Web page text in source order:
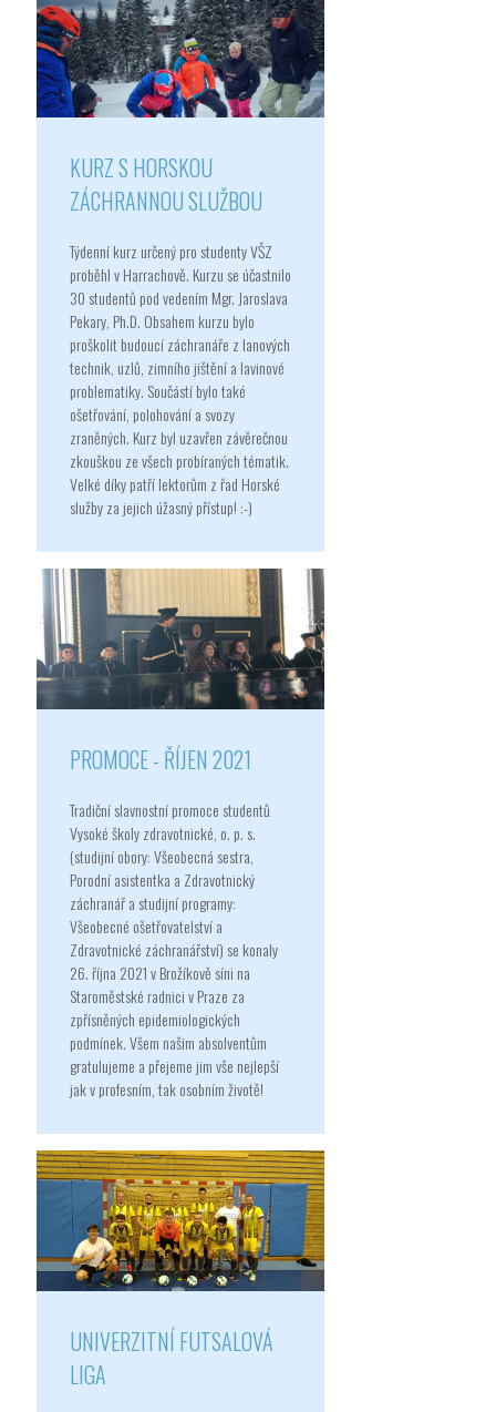
KURZ S HORSKOU
ZÁCHRANNOU SLUŽBOU
Týdenní kurz určený pro studenty VŠZ
proběhl v Harrachově. Kurzu se účastnilo
30 studentů pod vedením Mgr. Jaroslava
Pekary, Ph.D. Obsahem kurzu bylo
proškolit budoucí záchranáře z lanových
technik, uzlů, zimního jištění a lavinové
problematiky. Součástí bylo také
ošetřování, polohování a svozy
zraněných. Kurz byl uzavřen závěrečnou
zkouškou ze všech probíraných tématik.
Velké díky patří lektorům z řad Horské
služby za jejich úžasný přístup! :-)
PROMOCE - ŘÍJEN 2021
Tradiční slavnostní promoce studentů
Vysoké školy zdravotnické, o. p. s.
(studijní obory: Všeobecná sestra,
Porodní asistentka a Zdravotnický
záchranář a studijní programy:
Všeobecné ošetřovatelství a
Zdravotnické záchranářství) se konaly
26. října 2021 v Brožíkově síni na
Staroměstské radnici v Praze za
zpřísněných epidemiologických
podmínek. Všem našim absolventům
gratulujeme a přejeme jim vše nejlepší
jak v profesním, tak osobním životě!
UNIVERZITNÍ FUTSALOVÁ
LIGA